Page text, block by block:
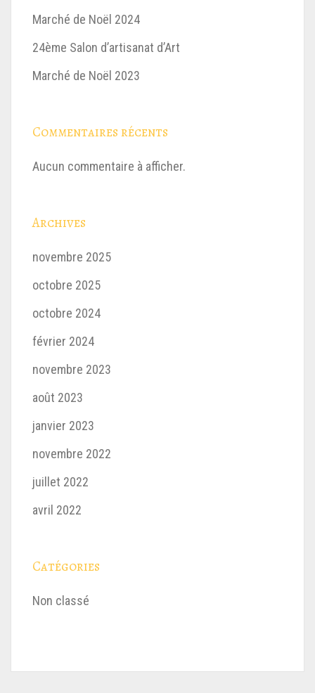
Marché de Noël 2024
24ème Salon d’artisanat d’Art
Marché de Noël 2023
Commentaires récents
Aucun commentaire à afficher.
Archives
novembre 2025
octobre 2025
octobre 2024
février 2024
novembre 2023
août 2023
janvier 2023
novembre 2022
juillet 2022
avril 2022
Catégories
Non classé